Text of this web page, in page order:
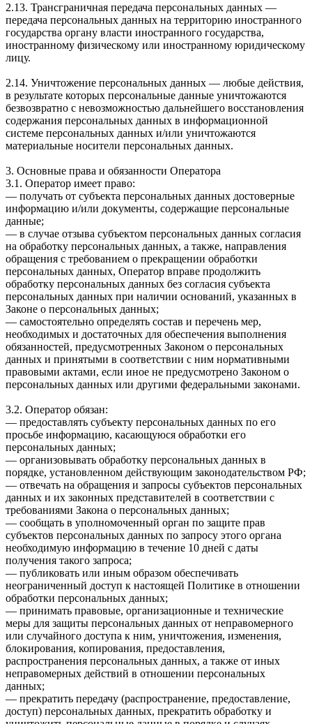
2.13. Трансграничная передача персональных данных —
передача персональных данных на территорию иностранного
государства органу власти иностранного государства,
иностранному физическому или иностранному юридическому
лицу.
2.14. Уничтожение персональных данных — любые действия,
в результате которых персональные данные уничтожаются
безвозвратно с невозможностью дальнейшего восстановления
содержания персональных данных в информационной
системе персональных данных и/или уничтожаются
материальные носители персональных данных.
3. Основные права и обязанности Оператора
3.1. Оператор имеет право:
— получать от субъекта персональных данных достоверные
информацию и/или документы, содержащие персональные
данные;
— в случае отзыва субъектом персональных данных согласия
на обработку персональных данных, а также, направления
обращения с требованием о прекращении обработки
персональных данных, Оператор вправе продолжить
обработку персональных данных без согласия субъекта
персональных данных при наличии оснований, указанных в
Законе о персональных данных;
— самостоятельно определять состав и перечень мер,
необходимых и достаточных для обеспечения выполнения
обязанностей, предусмотренных Законом о персональных
данных и принятыми в соответствии с ним нормативными
правовыми актами, если иное не предусмотрено Законом о
персональных данных или другими федеральными законами.
3.2. Оператор обязан:
— предоставлять субъекту персональных данных по его
просьбе информацию, касающуюся обработки его
персональных данных;
— организовывать обработку персональных данных в
порядке, установленном действующим законодательством РФ;
— отвечать на обращения и запросы субъектов персональных
данных и их законных представителей в соответствии с
требованиями Закона о персональных данных;
— сообщать в уполномоченный орган по защите прав
субъектов персональных данных по запросу этого органа
необходимую информацию в течение 10 дней с даты
получения такого запроса;
— публиковать или иным образом обеспечивать
неограниченный доступ к настоящей Политике в отношении
обработки персональных данных;
— принимать правовые, организационные и технические
меры для защиты персональных данных от неправомерного
или случайного доступа к ним, уничтожения, изменения,
блокирования, копирования, предоставления,
распространения персональных данных, а также от иных
неправомерных действий в отношении персональных
данных;
— прекратить передачу (распространение, предоставление,
доступ) персональных данных, прекратить обработку и